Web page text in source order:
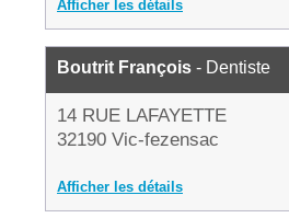
Afficher les détails
Boutrit François - Dentiste
14 RUE LAFAYETTE
32190 Vic-fezensac
Afficher les détails